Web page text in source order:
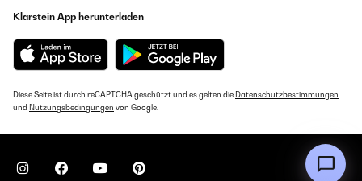
Klarstein App herunterladen
Diese Seite ist durch reCAPTCHA geschützt und es gelten die Datenschutzbestimmungen
und Nutzungsbedingungen von Google.